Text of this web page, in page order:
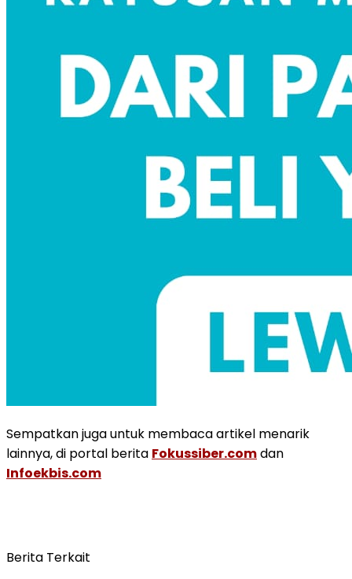
Sempatkan juga untuk membaca artikel menarik
lainnya, di portal berita Fokussiber.comdan
Infoekbis.com
Berita Terkait